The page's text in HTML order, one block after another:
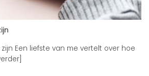
Een liefste van me vertelt over hoe